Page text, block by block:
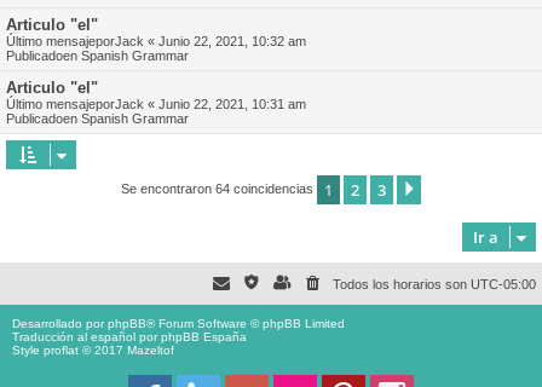
Articulo "el"
Último mensajeporJack « Junio 22, 2021, 10:32 am
Publicadoen Spanish Grammar
Articulo "el"
Último mensajeporJack « Junio 22, 2021, 10:31 am
Publicadoen Spanish Grammar
Se encontraron 64 coincidencias 1 2 3
Ir a
Todos los horarios son UTC-05:00
Desarrollado porphpBB® Forum Software © phpBB Limited
Traducción al español porphpBB España
Style proflat © 2017 Mazeltof